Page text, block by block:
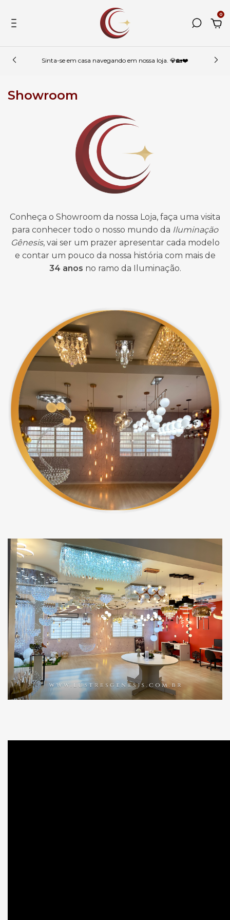
0
Sinta-se em casa navegando em nossa loja. 💎🏡❤️
Showroom
Conheça o Showroom da nossa Loja, faça uma visita
para conhecer todo o nosso mundo da Iluminação
Gênesis, vai ser um prazer apresentar cada modelo
e contar um pouco da nossa história com mais de
34 anos no ramo da Iluminação.